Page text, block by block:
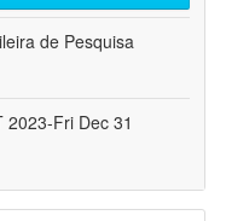
de Pesquisa
2023-Fri Dec 31